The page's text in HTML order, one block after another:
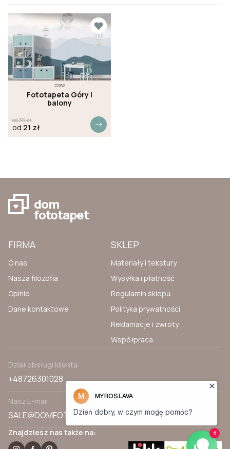
22262
Fototapeta Góry i
balony
od35zł
od 21 zł
dom
fototapet
Znajdziesz nas także na:
FIRMA
O nas
Nasza filozofia
Opinie
Dane kontaktowe
SKLEP
Materiały i tekstury
Wysyłka i płatność
Regulamin sklepu
Polityka prywatności
Reklamacje i zwroty
Współpraca
Dział obsługi klienta:
+48726301028
Nasz E-mail:
SALE@DOMFOTOTAPET.PL